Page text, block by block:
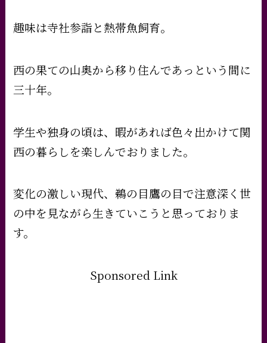
趣味は寺社参詣と熱帯魚飼育。
西の果ての山奥から移り住んであっという間に
三十年。
学生や独身の頃は、暇があれば色々出かけて関
西の暮らしを楽しんでおりました。
変化の激しい現代、鵜の目鷹の目で注意深く世
の中を見ながら生きていこうと思っておりま
す。
Sponsored Link